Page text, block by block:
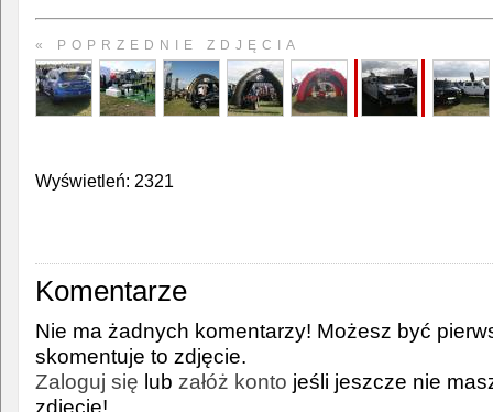
« POPRZEDNIE ZDJĘCIA
Wyświetleń: 2321
Komentarze
Nie ma żadnych komentarzy! Możesz być
skomentuje to zdjęcie.
Zaloguj się lub załóż konto jeśli jeszcze nie
zdjęcie!